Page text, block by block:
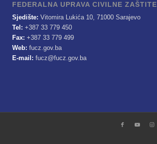
FEDERALNA UPRAVA CIVILNE ZAŠTITE
Sjedište: Vitomira Lukića 10, 71000 Sarajevo
Tel: +387 33 779 450
Fax: +387 33 779 499
Web: fucz.gov.ba
E-mail: fucz@fucz.gov.ba